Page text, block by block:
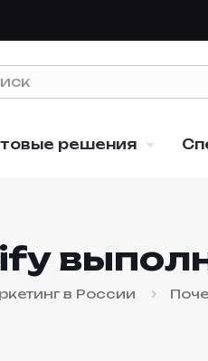
решения
в России